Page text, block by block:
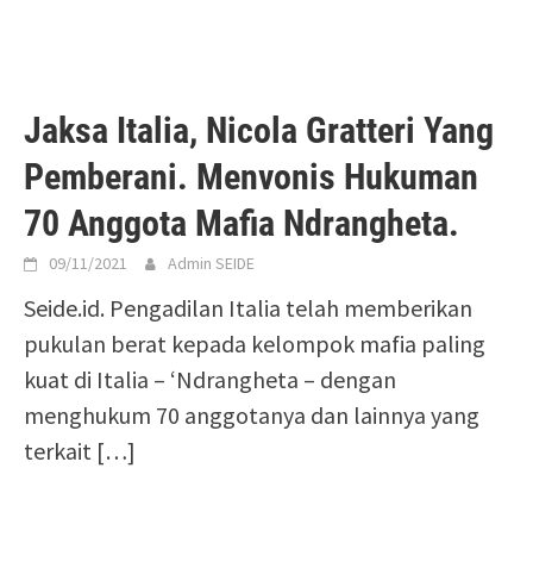
Jaksa Italia, Nicola Gratteri Yang
Pemberani. Menvonis Hukuman
70 Anggota Mafia Ndrangheta.
09/11/2021 Admin SEIDE
Seide.id. Pengadilan Italia telah memberikan
pukulan berat kepada kelompok mafia paling
kuat di Italia – ‘Ndrangheta – dengan
menghukum 70 anggotanya dan lainnya yang
terkait […]